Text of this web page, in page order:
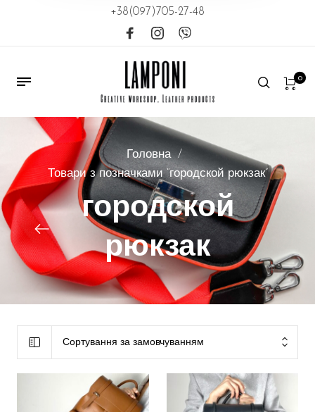
+38(097)705-27-48
0
Головна
/
Товари з позначками “городской рюкзак”
городской
рюкзак
Сортування за замовчуванням